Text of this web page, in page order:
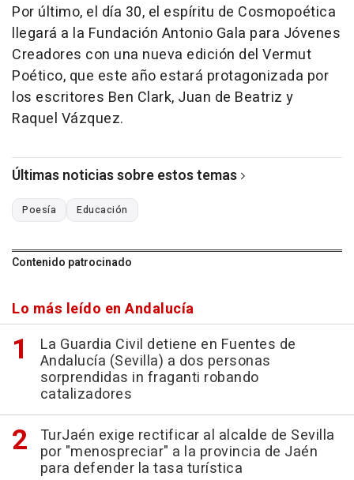
Por último, el día 30, el espíritu de Cosmopoética
llegará a la Fundación Antonio Gala para Jóvenes
Creadores con una nueva edición del Vermut
Poético, que este año estará protagonizada por
los escritores Ben Clark, Juan de Beatriz y
Raquel Vázquez.
Últimas noticias sobre estos temas
Poesía Educación
Contenido patrocinado
Lo más leído en Andalucía
La Guardia Civil detiene en Fuentes de
Andalucía (Sevilla) a dos personas
sorprendidas in fraganti robando
catalizadores
TurJaén exige rectificar al alcalde de Sevilla
por "menospreciar" a la provincia de Jaén
para defender la tasa turística